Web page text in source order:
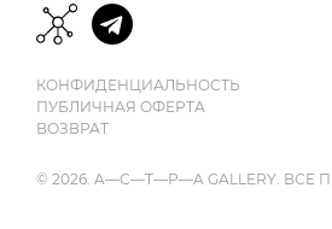
КОНФИДЕНЦИАЛЬНОСТЬ
ПУБЛИЧНАЯ ОФЕРТА
ВОЗВРАТ
© 2026. A—С—T—Р—A GALLERY.